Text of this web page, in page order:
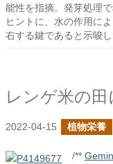
能性を指摘。発芽処理
ヒントに、水の作用に
右する鍵であると示唆し
2022-04-15 植物栄養
/**